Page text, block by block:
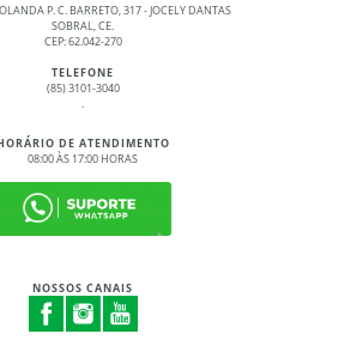
P. C. BARRETO, 317 - JOCELY DANTAS
SOBRAL, CE.
CEP: 62.042-270
TELEFONE
(85) 3101-3040
.
DE ATENDIMENTO
08:00 ÀS 17:00 HORAS
NOSSOS CANAIS